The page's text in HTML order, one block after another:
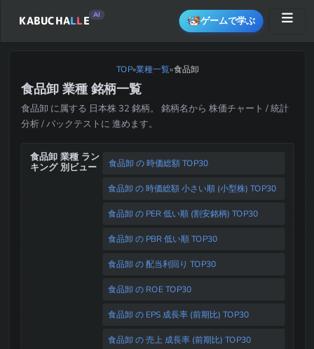
KABUCHALLE AI
ゲームで学ぶ
TOP»業種一覧»食品卸
食品卸 業種 銘柄一覧
食品卸 に属する 日本株 32 銘柄。 銘柄名から 株価チャート / 統計
分析 / バックテストに 進めます。
食品卸 業種 ラン
キング 別ビュー 食品卸 の 時価総額 TOP30
食品卸 の 時価総額 小さい順 (小型株) TOP30
食品卸 の PER 低い順 (割安銘柄) TOP30
食品卸 の PBR 低い順 TOP30
食品卸 の 配当利回り TOP30
食品卸 の ROE TOP30
食品卸 の EPS 成長率 (前期比) TOP30
食品卸 の 売上 成長率 (前期比) TOP30